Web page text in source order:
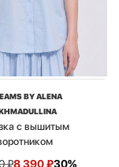
BY ALENA
с вышитым
₽8 390₽30%